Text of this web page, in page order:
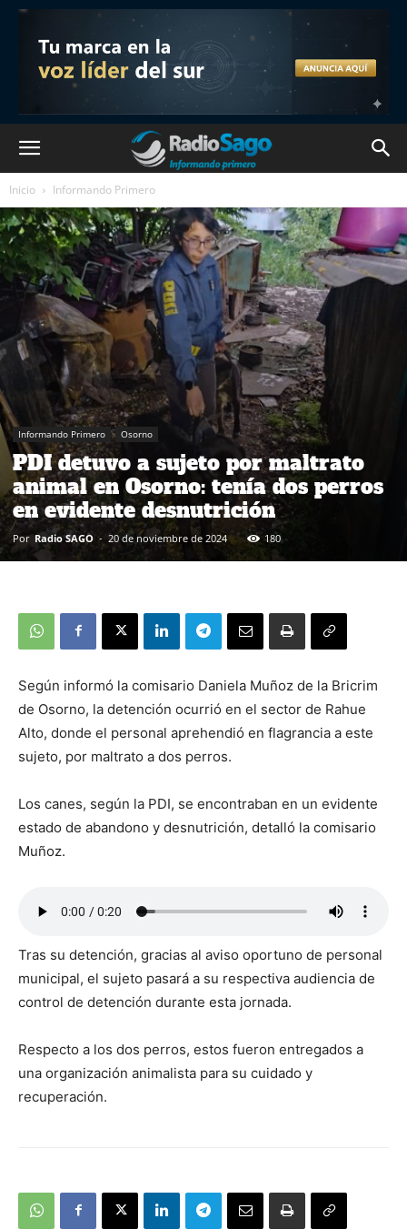
Inicio Informando Primero
Informando Primero Osorno
PDI detuvo a sujeto por maltrato
animal en Osorno: tenía dos perros
en evidente desnutrición
Por Radio SAGO - 20 de noviembre de 2024 180
Según informó la comisario Daniela Muñoz de la Bricrim
de Osorno, la detención ocurrió en el sector de Rahue
Alto, donde el personal aprehendió en flagrancia a este
sujeto, por maltrato a dos perros.
Los canes, según la PDI, se encontraban en un evidente
estado de abandono y desnutrición, detalló la comisario
Muñoz.
Tras su detención, gracias al aviso oportuno de personal
municipal, el sujeto pasará a su respectiva audiencia de
control de detención durante esta jornada.
Respecto a los dos perros, estos fueron entregados a
una organización animalista para su cuidado y
recuperación.